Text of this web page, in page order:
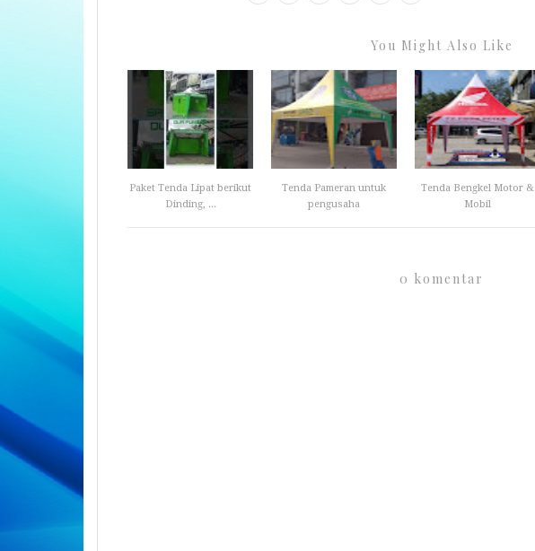
You Might Also Like
Paket Tenda Lipat berikut
Dinding, ...
Tenda Pameran untuk
pengusaha
Tenda Bengkel Motor &
Mobil
0 komentar